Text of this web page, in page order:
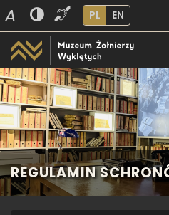
A PL EN
REGULAMIN